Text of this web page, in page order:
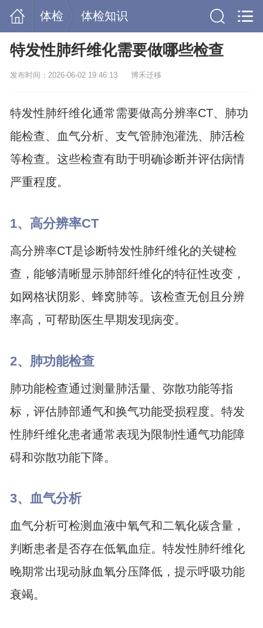
体检 体检知识
特发性肺纤维化需要做哪些检查
发布时间：2026-06-02 19:46:13 博禾迁移
特发性肺纤维化通常需要做高分辨率CT、肺功
能检查、血气分析、支气管肺泡灌洗、肺活检
等检查。这些检查有助于明确诊断并评估病情
严重程度。
1、高分辨率CT
高分辨率CT是诊断特发性肺纤维化的关键检
查，能够清晰显示肺部纤维化的特征性改变，
如网格状阴影、蜂窝肺等。该检查无创且分辨
率高，可帮助医生早期发现病变。
2、肺功能检查
肺功能检查通过测量肺活量、弥散功能等指
标，评估肺部通气和换气功能受损程度。特发
性肺纤维化患者通常表现为限制性通气功能障
碍和弥散功能下降。
3、血气分析
血气分析可检测血液中氧气和二氧化碳含量，
判断患者是否存在低氧血症。特发性肺纤维化
晚期常出现动脉血氧分压降低，提示呼吸功能
衰竭。